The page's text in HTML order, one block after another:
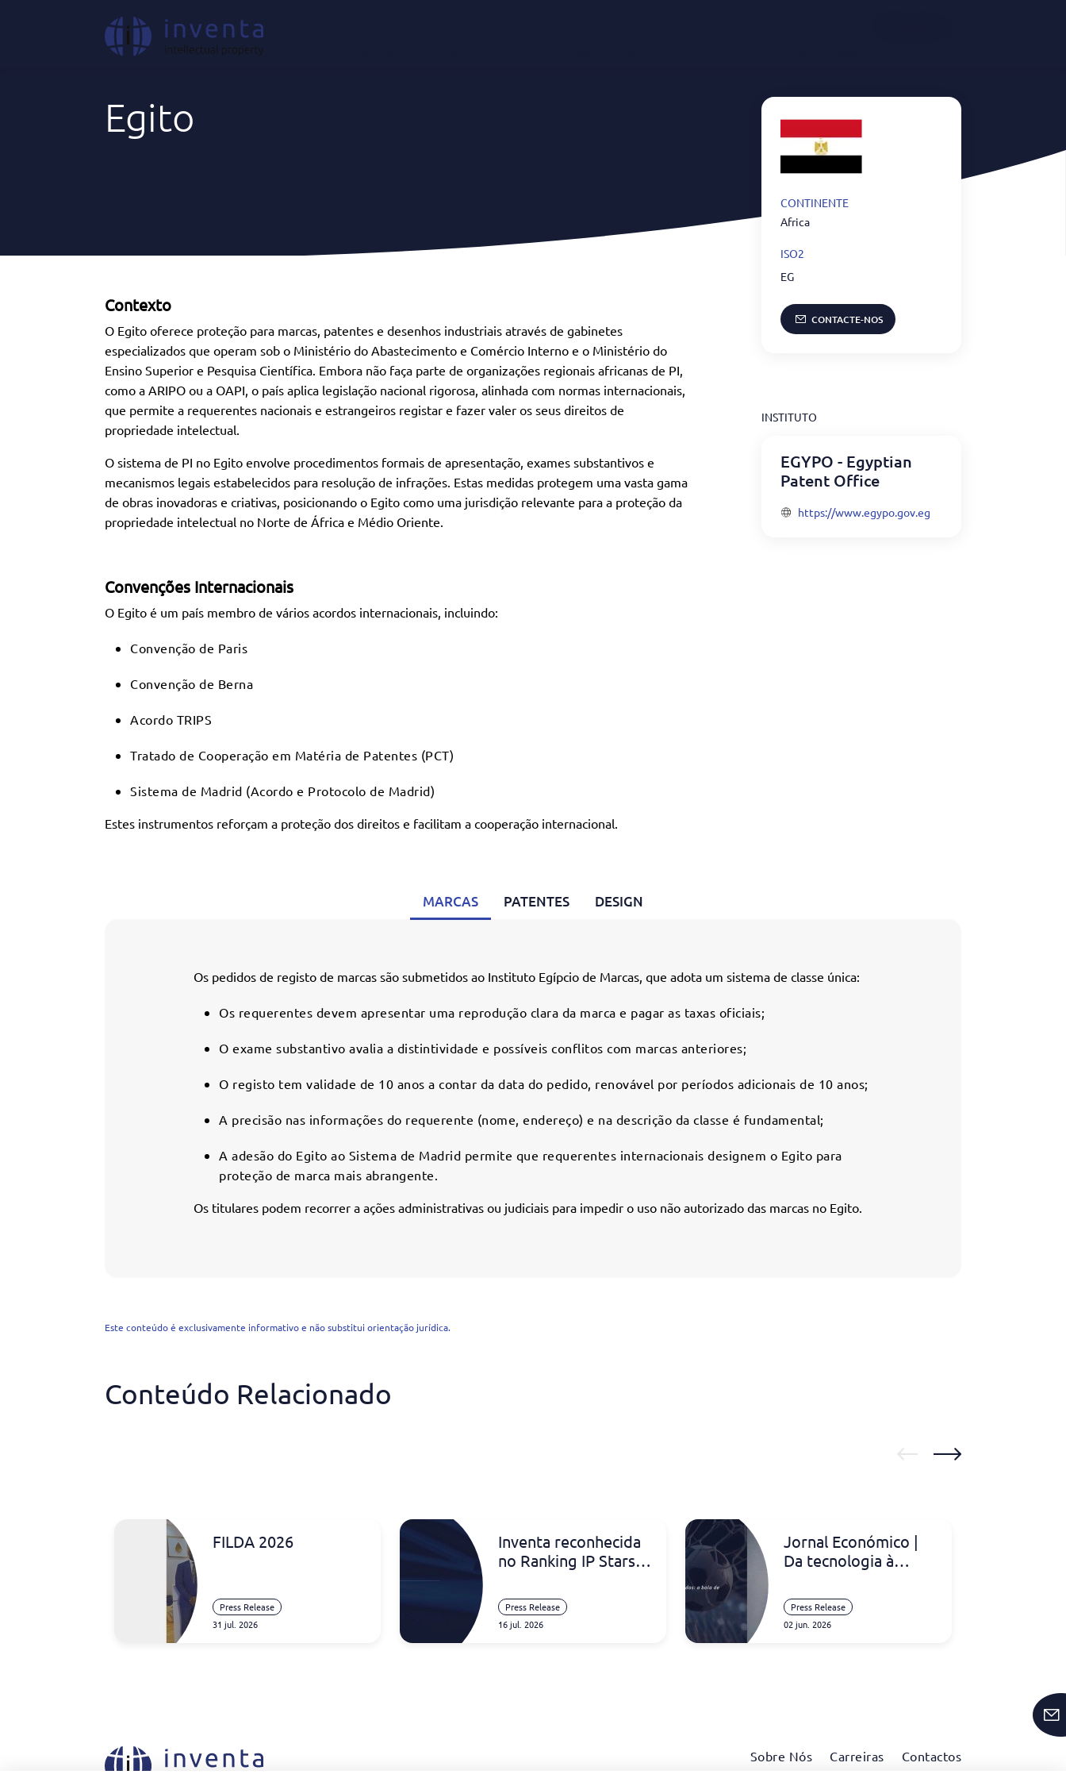
Onde Atuamos | África Egito
Egito
Contexto
O Egito oferece proteção para marcas, patentes e desenhos industriais através de gabinetes
especializados que operam sob o Ministério do Abastecimento e Comércio Interno e o Ministério do
Ensino Superior e Pesquisa Científica. Embora não faça parte de organizações regionais africanas de PI,
como a ARIPO ou a OAPI, o país aplica legislação nacional rigorosa, alinhada com normas internacionais,
que permite a requerentes nacionais e estrangeiros registar e fazer valer os seus direitos de
propriedade intelectual.
O sistema de PI no Egito envolve procedimentos formais de apresentação, exames substantivos e
mecanismos legais estabelecidos para resolução de infrações. Estas medidas protegem uma vasta gama
de obras inovadoras e criativas, posicionando o Egito como uma jurisdição relevante para a proteção da
propriedade intelectual no Norte de África e Médio Oriente.
Convenções Internacionais
O Egito é um país membro de vários acordos internacionais, incluindo:
Convenção de Paris
Convenção de Berna
Acordo TRIPS
Tratado de Cooperação em Matéria de Patentes (PCT)
Sistema de Madrid (Acordo e Protocolo de Madrid)
Estes instrumentos reforçam a proteção dos direitos e facilitam a cooperação internacional.
CONTINENTE
Africa
ISO2
EG
CONTACTE-NOS
INSTITUTO
EGYPO - Egyptian
Patent Office
https://www.egypo.gov.eg
MARCAS PATENTES DESIGN
Os pedidos de registo de marcas são submetidos ao Instituto Egípcio de Marcas, que adota um sistema de classe única:
Os requerentes devem apresentar uma reprodução clara da marca e pagar as taxas oficiais;
O exame substantivo avalia a distintividade e possíveis conflitos com marcas anteriores;
O registo tem validade de 10 anos a contar da data do pedido, renovável por períodos adicionais de 10 anos;
A precisão nas informações do requerente (nome, endereço) e na descrição da classe é fundamental;
A adesão do Egito ao Sistema de Madrid permite que requerentes internacionais designem o Egito para
proteção de marca mais abrangente.
Os titulares podem recorrer a ações administrativas ou judiciais para impedir o uso não autorizado das marcas no Egito.
Este conteúdo é exclusivamente informativo e não substitui orientação jurídica.
Conteúdo Relacionado
FILDA 2026
Press Release
31 jul. 2026
Inventa reconhecida
no Ranking IP Stars
Press Release
16 jul. 2026
Jornal Económico |
Da tecnologia à
bola de futebol está
a mudar o jogo!
Press Release
02 jun. 2026
Sobre Nós Carreiras Contactos